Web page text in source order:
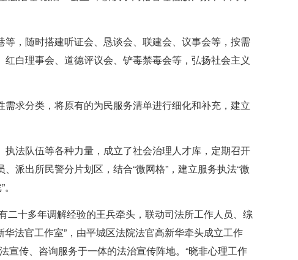
，随时搭建听证会、恳谈会、联建会、议事会等，按需
白理事会、道德评议会、铲毒禁毒会等，弘扬社会主义
求分类，将原有的为民服务清单进行细化和补充，建立
法队伍等各种力量，成立了社会治理人才库，定期召开
派出所民警分片划区，结合“微网格”，建立服务执法“微
二十多年调解经验的王兵牵头，联动司法所工作人员、综
法官工作室”，由平城区法院法官高新华牵头成立工作
传、咨询服务于一体的法治宣传阵地。“晓非心理工作